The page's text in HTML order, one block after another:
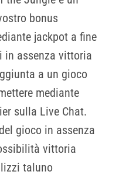
bonus
jackpot a fine
in assenza vittoria
a un gioco
mediante
sulla Live Chat.
gioco in assenza
vittoria
taluno